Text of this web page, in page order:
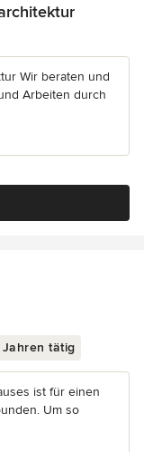
Wir beraten und
Arbeiten durch
tätig
ist für einen
Um so